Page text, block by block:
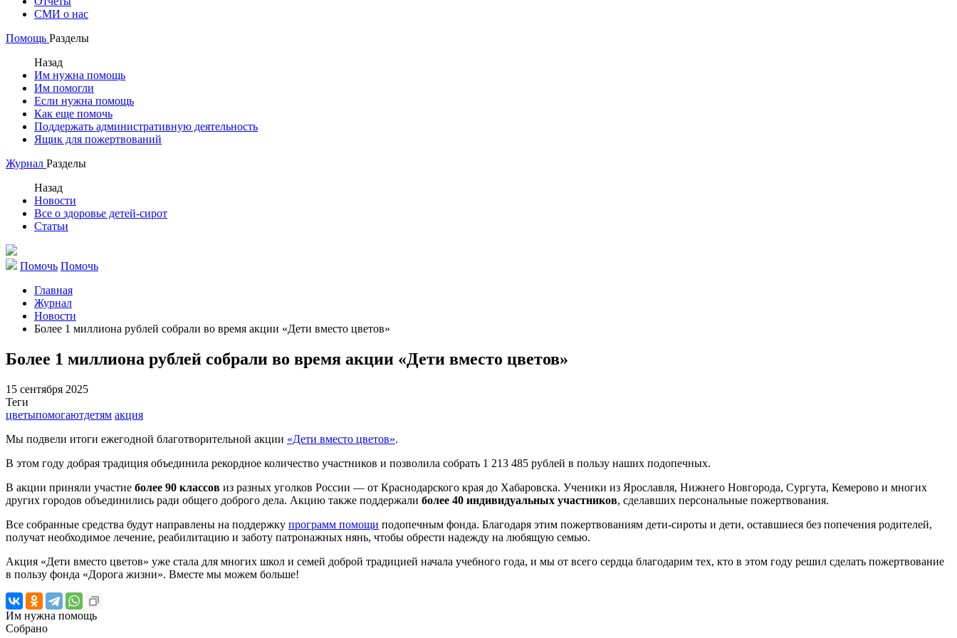
СМИ о нас
Помощь Разделы
Назад
Им нужна помощь
Им помогли
Если нужна помощь
Как еще помочь
Поддержать административную деятельность
Ящик для пожертвований
Журнал Разделы
Назад
Новости
Все о здоровье детей-сирот
Статьи
Помочь Помочь
Главная
Журнал
Новости
Более 1 миллиона рублей собрали во время акции «Дети вместо цветов»
Более 1 миллиона рублей собрали во время акции «Дети вместо цветов»
15 сентября 2025
Теги
цветыпомогаютдетям акция
Мы подвели итоги ежегодной благотворительной акции «Дети вместо цветов».
В этом году добрая традиция объединила рекордное количество участников и позволила собрать 1 213 485 рублей в пользу наших подопечных.
В акции приняли участие более 90 классов из разных уголков России — от Краснодарского края до Хабаровска. Ученики из Ярославля, Нижнего Новгорода, Сургута, Кемерово и многих
других городов объединились ради общего доброго дела. Акцию также поддержали более 40 индивидуальных участников, сделавших персональные пожертвования.
Все собранные средства будут направлены на поддержку программ помощи подопечным фонда. Благодаря этим пожертвованиям дети-сироты и дети, оставшиеся без попечения родителей,
получат необходимое лечение, реабилитацию и заботу патронажных нянь, чтобы обрести надежду на любящую семью.
Акция «Дети вместо цветов» уже стала для многих школ и семей доброй традицией начала учебного года, и мы от всего сердца благодарим тех, кто в этом году решил сделать пожертвование
в пользу фонда «Дорога жизни». Вместе мы можем больше!
Им нужна помощь
Собрано